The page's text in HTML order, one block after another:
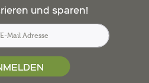
und sparen!